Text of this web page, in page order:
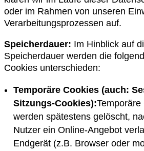
oder im Rahmen von unseren
Verarbeitungsprozessen auf.
Speicherdauer: Im Hinblick auf
Speicherdauer werden die
Cookies unterschieden:
Temporäre Cookies (auch:
Sitzungs-Cookies):Temporäre
werden spätestens gelöscht,
Nutzer ein Online-Angebot
Endgerät (z.B. Browser oder